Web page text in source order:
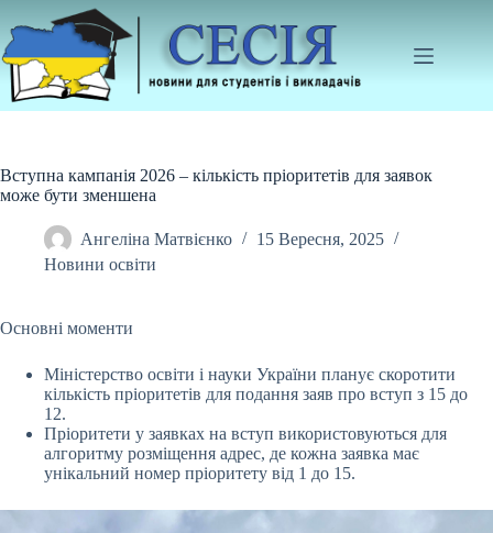
до
вмісту
Вступна кампанія 2026 – кількість пріоритетів для заявок
може бути зменшена
Ангеліна Матвієнко
15 Вересня, 2025
Новини освіти
Основні моменти
Міністерство освіти і науки України планує скоротити
кількість пріоритетів для подання заяв про вступ з 15 до
12.
Пріоритети у заявках на вступ використовуються для
алгоритму розміщення адрес, де кожна заявка має
унікальний номер пріоритету від 1 до 15.